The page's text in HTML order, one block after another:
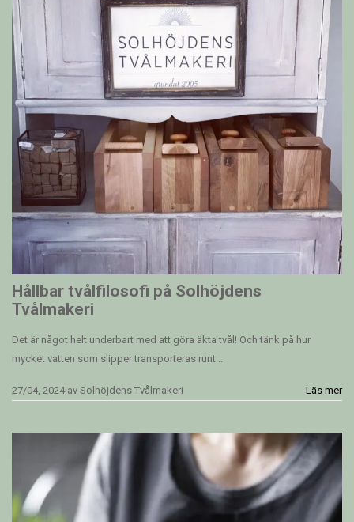
Hållbar tvålfilosofi på Solhöjdens
Tvålmakeri
Det är något helt underbart med att göra äkta tvål! Och tänk på hur
mycket vatten som slipper transporteras runt...
27/04, 2024av Solhöjdens Tvålmakeri Läs mer